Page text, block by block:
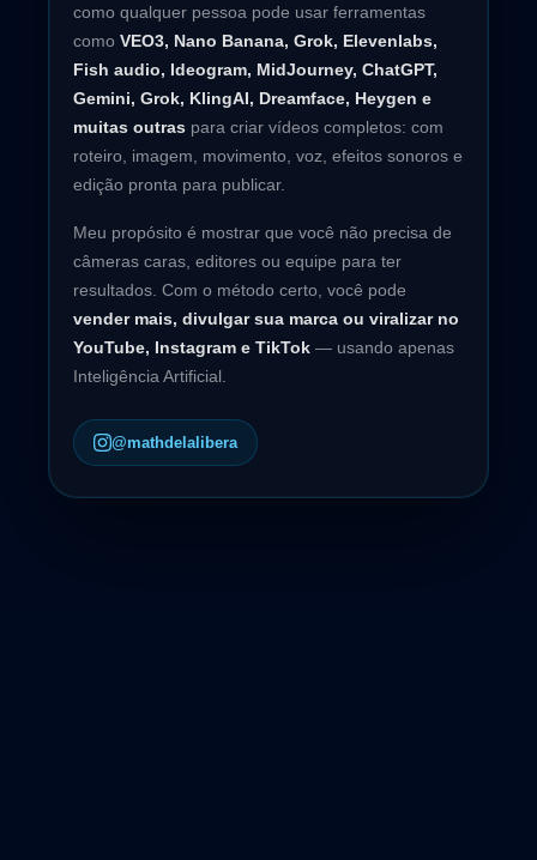
como qualquer pessoa pode usar ferramentas
como VEO3, Nano Banana, Grok, Elevenlabs,
Fish audio, Ideogram, MidJourney, ChatGPT,
Gemini, Grok, KlingAI, Dreamface, Heygen e
muitas outras para criar vídeos completos: com
roteiro, imagem, movimento, voz, efeitos sonoros e
edição pronta para publicar.
Meu propósito é mostrar que você não precisa de
câmeras caras, editores ou equipe para ter
resultados. Com o método certo, você pode
vender mais, divulgar sua marca ou viralizar no
YouTube, Instagram e TikTok — usando apenas
Inteligência Artificial.
@mathdelalibera